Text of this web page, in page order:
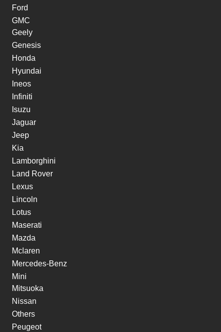
Ford
GMC
Geely
Genesis
Honda
Hyundai
Ineos
Infiniti
Isuzu
Jaguar
Jeep
Kia
Lamborghini
Land Rover
Lexus
Lincoln
Lotus
Maserati
Mazda
Mclaren
Mercedes-Benz
Mini
Mitsuoka
Nissan
Others
Peugeot